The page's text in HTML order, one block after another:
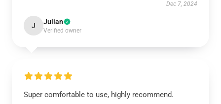
Dec 7, 2024
J Julian
Verified owner
Super comfortable to use, highly recommend.